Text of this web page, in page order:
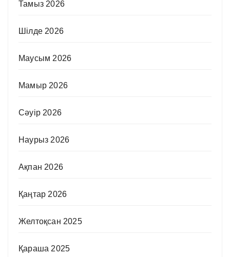
Тамыз 2026
Шілде 2026
Маусым 2026
Мамыр 2026
Сәуір 2026
Наурыз 2026
Ақпан 2026
Қаңтар 2026
Желтоқсан 2025
Қараша 2025